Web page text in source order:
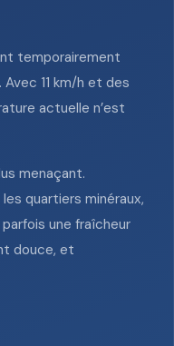
temporairement
11 km/h et des
actuelle n’est
menaçant.
quartiers minéraux,
une fraîcheur
douce, et